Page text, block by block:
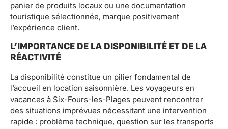
panier de produits locaux ou une documentation
touristique sélectionnée, marque positivement
l’expérience client.
L’IMPORTANCE DE LA DISPONIBILITÉ ET DE LA
RÉACTIVITÉ
La disponibilité constitue un pilier fondamental de
l’accueil en location saisonnière. Les voyageurs en
vacances à Six-Fours-les-Plages peuvent rencontrer
des situations imprévues nécessitant une intervention
rapide : problème technique, question sur les transports